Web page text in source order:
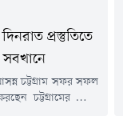
প্রস্তুতিতে
চট্টগ্রাম সফর সফল
চট্টগ্রামের জেলা